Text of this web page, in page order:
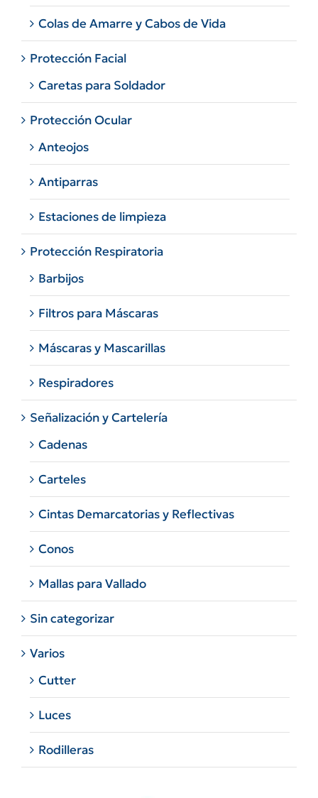
Colas de Amarre y Cabos de Vida
Protección Facial
Caretas para Soldador
Protección Ocular
Anteojos
Antiparras
Estaciones de limpieza
Protección Respiratoria
Barbijos
Filtros para Máscaras
Máscaras y Mascarillas
Respiradores
Señalización y Cartelería
Cadenas
Carteles
Cintas Demarcatorias y Reflectivas
Conos
Mallas para Vallado
Sin categorizar
Varios
Cutter
Luces
Rodilleras